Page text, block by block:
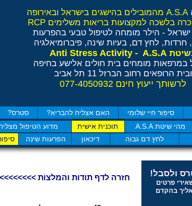
ולסבל!
פרטים
בהקדם
סיפור חיי שלומי האם אצליח להבריא? סטרס?
מהי שיטת A.S.A
תוכנית אישית
לחץ דם גבוה דיכאון
מדוע הטיפול
הפרעות שינה
ישראל - הילר מומחה לטיפול טבעי בהפרעות
לחץ דם, בעיות שינה, פיברומיאלגיה
Anti Stress Activity - A.S.A
במרפאות מומחים בית חולים אלישע בחיפה
ובית הרופאים רחוב הברזל 11 תל אביב
לרשותך ייעוץ חינם 077-4050932
חזרה לדף תודות והמלצות